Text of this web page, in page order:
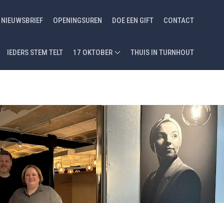
NIEUWSBRIEF OPENINGSUREN DOE EEN GIFT CONTACT
IEDERS STEM TELT 17 OKTOBER THUIS IN TURNHOUT